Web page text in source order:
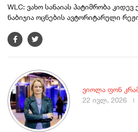
WLC: ვახო სანაიას პატიმრობა კიდევ
ნაბიჯია ოცნების ავტორიტარული
ვიოლა ფონ
22 ივლ, 2026